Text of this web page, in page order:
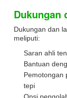
Dukungan
Dukungan dan
meliputi:
Saran ahli
Bantuan
Pemotongan
tepi